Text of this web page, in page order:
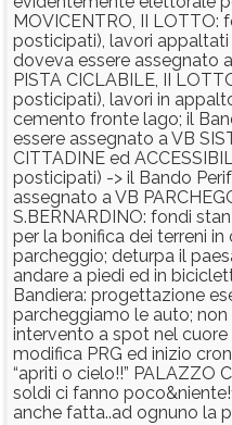
MOVICENTRO, II LOTTO:
posticipati), lavori appaltati
doveva essere assegnato
PISTA CICLABILE, II
posticipati), lavori in
cemento fronte lago; il
essere assegnato a VB
CITTADINE ed
posticipati) -> il Bando
assegnato a VB
S.BERNARDINO: fondi
per la bonifica dei terreni
parcheggio; deturpa il
andare a piedi ed in
Bandiera: progettazione
parcheggiamo le auto; non
intervento a spot nel cuore
modifica PRG ed inizio
“apriti o cielo!!” PALAZZO
soldi ci fanno
anche fatta..ad ognuno la